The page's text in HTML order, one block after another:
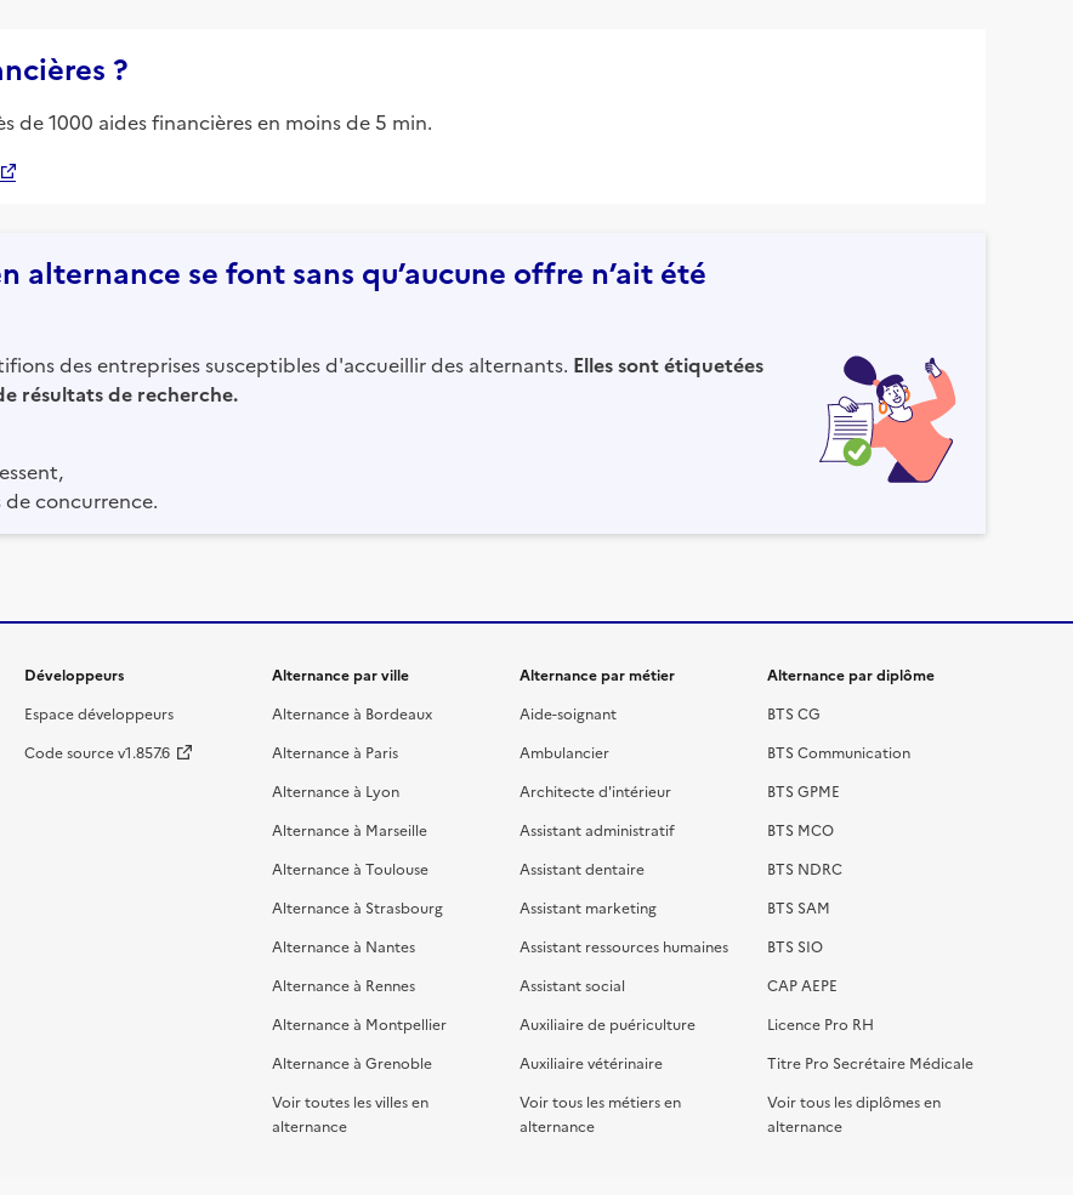
?
de 1000 aides financières en moins de 5 min.
alternance se font sans qu’aucune offre n’ait été
des entreprises susceptibles d'accueillir des alternants. Elles sont étiquetées
résultats de recherche.
de concurrence.
Développeurs
Espace développeurs
Code source v1.857.6
Alternance par ville
Alternance à Bordeaux
Alternance à Paris
Alternance à Lyon
Alternance à Marseille
Alternance à Toulouse
Alternance à Strasbourg
Alternance à Nantes
Alternance à Rennes
Alternance à Montpellier
Alternance à Grenoble
Voir toutes les villes en
alternance
Alternance par métier
Aide-soignant
Ambulancier
Architecte d'intérieur
Assistant administratif
Assistant dentaire
Assistant marketing
Assistant ressources humaines
Assistant social
Auxiliaire de puériculture
Auxiliaire vétérinaire
Voir tous les métiers en
alternance
Alternance par diplôme
BTS CG
BTS Communication
BTS GPME
BTS MCO
BTS NDRC
BTS SAM
BTS SIO
CAP AEPE
Licence Pro RH
Titre Pro Secrétaire Médicale
Voir tous les diplômes en
alternance